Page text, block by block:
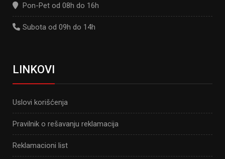
Pon-Pet od 08h do 16h
Subota od 09h do 14h
LINKOVI
Uslovi korišćenja
Pravilnik o rešavanju reklamacija
Reklamacioni list